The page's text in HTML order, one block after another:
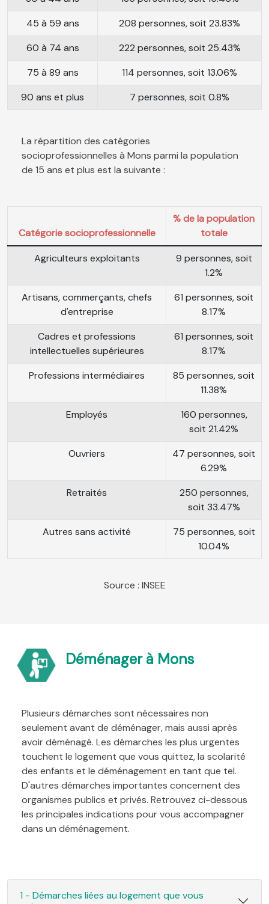
45 à 59 ans
208 personnes, soit 23.83%
60 à 74 ans
222 personnes, soit 25.43%
75 à 89 ans
114 personnes, soit 13.06%
90 ans et plus
7 personnes, soit 0.8%
La répartition des catégories
socioprofessionnelles à Mons parmi la population
de 15 ans et plus est la suivante :
Catégorie socioprofessionnelle
% de la population
totale
Agriculteurs exploitants
9 personnes, soit
1.2%
Artisans, commerçants, chefs
d'entreprise
61 personnes, soit
8.17%
Cadres et professions
intellectuelles supérieures
61 personnes, soit
8.17%
Professions intermédiaires
85 personnes, soit
11.38%
Employés
160 personnes,
soit 21.42%
Ouvriers
47 personnes, soit
6.29%
Retraités
250 personnes,
soit 33.47%
Autres sans activité
75 personnes, soit
10.04%
Source : INSEE
Déménager à Mons
Plusieurs démarches sont nécessaires non
seulement avant de déménager, mais aussi après
avoir déménagé. Les démarches les plus urgentes
touchent le logement que vous quittez, la scolarité
des enfants et le déménagement en tant que tel.
D'autres démarches importantes concernent des
organismes publics et privés. Retrouvez ci-dessous
les principales indications pour vous accompagner
dans un déménagement.
1 - Démarches liées au logement que vous